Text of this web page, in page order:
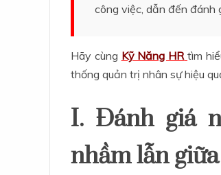
công việc, dẫn đến đánh
Hãy cùng Kỹ Năng HR tìm
thống quản trị nhân sự hiệu
I. Đánh giá
nhầm lẫn